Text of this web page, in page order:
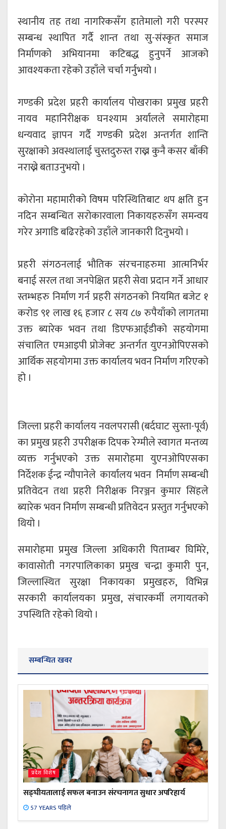
स्थानीय तह तथा नागरिकसँग हातेमालो गरी परस्पर
सम्बन्ध स्थापित गर्दै शान्त तथा सु-संस्कृत समाज
निर्माणको अभियानमा कटिबद्ध हुनुपर्ने आजको
आवश्यकता रहेको उहाँले चर्चा गर्नुभयो ।
गण्डकी प्रदेश प्रहरी कार्यालय पोखराका प्रमुख प्रहरी
नायव महानिरीक्षक घनश्याम अर्यालले समारोहमा
धन्यवाद ज्ञापन गर्दै गण्डकी प्रदेश अन्तर्गत शान्ति
सुरक्षाको अवस्थालाई चुस्तदुरुस्त राख्न कुनै कसर बाँकी
नराख्ने बताउनुभयो ।
कोरोना महामारीको विषम परिस्थितिबाट थप क्षति हुन
नदिन सम्बन्धित सरोकारवाला निकायहरुसँग समन्वय
गरेर अगाडि बढिरहेको उहाँले जानकारी दिनुभयो ।
प्रहरी संगठनलाई भौतिक संरचनाहरुमा आत्मनिर्भर
बनाई सरल तथा जनपेक्षित प्रहरी सेवा प्रदान गर्ने आधार
स्तम्भहरु निर्माण गर्न प्रहरी संगठनको नियमित बजेट १
करोड ९१ लाख १६ हजार ८ सय ८७ रुपैयाँको लागतमा
उक्त ब्यारेक भवन तथा डिएफआईडीको सहयोगमा
संचालित एमआइपी प्रोजेक्ट अन्तर्गत युएनओपिएसको
आर्थिक सहयोगमा उक्त कार्यालय भवन निर्माण गरिएको
हो ।
जिल्ला प्रहरी कार्यालय नवलपरासी (बर्दघाट सुस्ता-पूर्व)
का प्रमुख प्रहरी उपरीक्षक दिपक रेग्मीले स्वागत मन्तव्य
व्यक्त गर्नुभएको उक्त समारोहमा युएनओपिएसका
निर्देशक ईन्द्र न्यौपानेले कार्यालय भवन निर्माण सम्बन्धी
प्रतिवेदन तथा प्रहरी निरीक्षक निरञ्जन कुमार सिंहले
ब्यारेक भवन निर्माण सम्बन्धी प्रतिवेदन प्रस्तुत गर्नुभएको
थियो ।
समारोहमा प्रमुख जिल्ला अधिकारी पिताम्बर घिमिरे,
कावासोती नगरपालिकाका प्रमुख चन्द्रा कुमारी पुन,
जिल्लास्थित सुरक्षा निकायका प्रमुखहरु, विभिन्न
सरकारी कार्यालयका प्रमुख, संचारकर्मी लगायतको
उपस्थिति रहेको थियो ।
सम्बन्धित खवर
प्रदेश विशेष
सङ्घीयतालाई सफल बनाउन संरचनागत सुधार अपरिहार्य
57 YEARS पहिले